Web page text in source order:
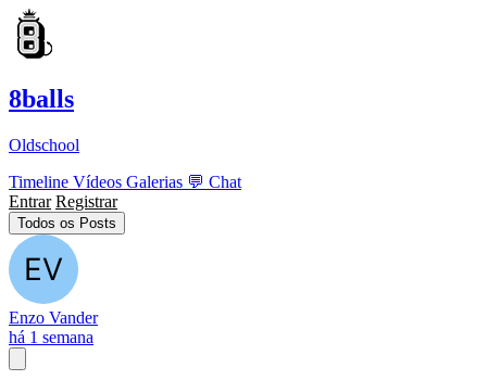
8balls
Oldschool
Timeline Vídeos Galerias 💬 Chat
Entrar Registrar
Todos os Posts
Enzo Vander
há 1 semana